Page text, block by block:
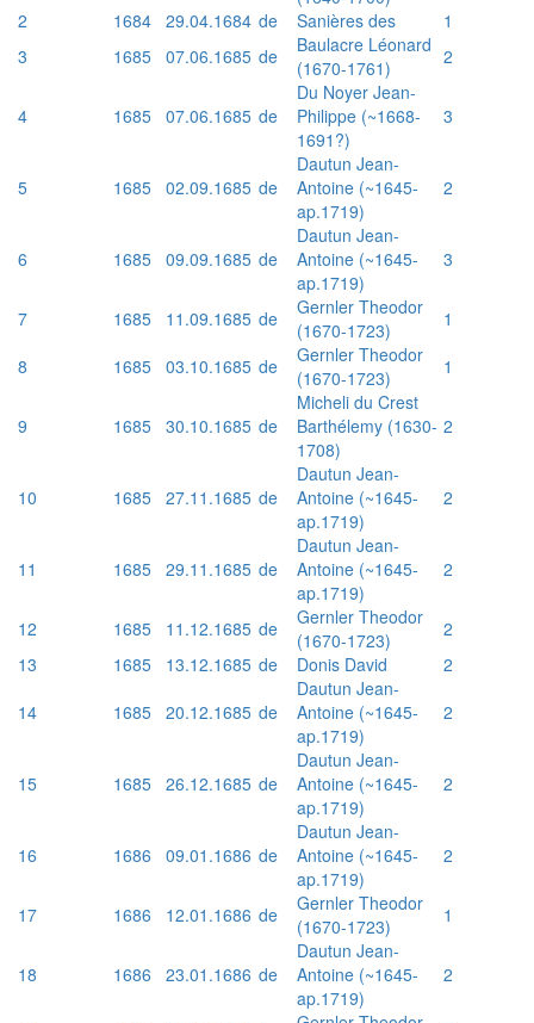
2
1684 29.04.1684 de Sanières des
1
3
1685 07.06.1685 de
Baulacre Léonard
(1670-1761)
2
4 1685 07.06.1685 de
Du Noyer Jean-
Philippe (~1668-
1691?)
3
5 1685 02.09.1685 de
Dautun Jean-
Antoine (~1645-
ap.1719)
2
6 1685 09.09.1685 de
Dautun Jean-
Antoine (~1645-
ap.1719)
3
7 1685 11.09.1685 de
Gernler Theodor
(1670-1723)
1
8
1685 03.10.1685 de
Gernler Theodor
(1670-1723)
1
9 1685 30.10.1685 de
Micheli du Crest
Barthélemy (1630-
1708)
2
10 1685 27.11.1685 de
Dautun Jean-
Antoine (~1645-
ap.1719)
2
11 1685 29.11.1685 de
Dautun Jean-
Antoine (~1645-
ap.1719)
2
12 1685 11.12.1685 de
Gernler Theodor
(1670-1723)
2
13
1685 13.12.1685 de Donis David
2
14
1685 20.12.1685 de
Dautun Jean-
Antoine (~1645-
ap.1719)
2
15 1685 26.12.1685 de
Dautun Jean-
Antoine (~1645-
ap.1719)
2
16 1686 09.01.1686 de
Dautun Jean-
Antoine (~1645-
ap.1719)
2
17 1686 12.01.1686 de
Gernler Theodor
(1670-1723)
1
18 1686 23.01.1686 de
Dautun Jean-
Antoine (~1645-
ap.1719)
2